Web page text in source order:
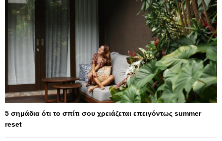
5 σημάδια ότι το σπίτι σου χρειάζεται επειγόντως summer
reset